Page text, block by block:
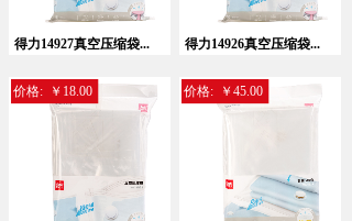
得力14927真空压缩袋... 得力14926真空压缩袋...
价格: ￥18.00 价格: ￥45.00